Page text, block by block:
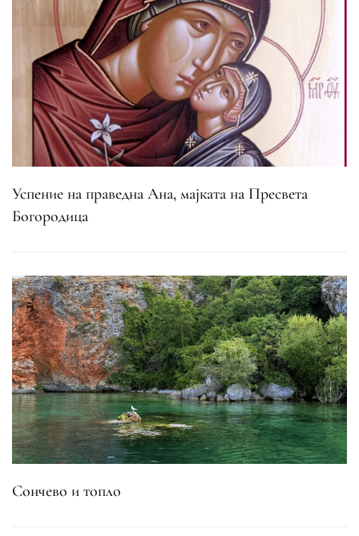
Успение на праведна Ана, мајката на Пресвета
Богородица
Сончево и топло